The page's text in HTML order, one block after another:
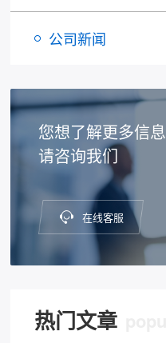
公司新闻
您想了解更多信息
请咨询我们
在线客服
热门文章